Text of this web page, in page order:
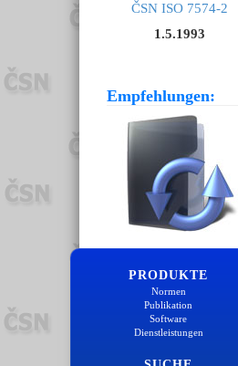
ČSN ISO 7574-2
1.5.1993
Empfehlungen:
PRODUKTE
Normen
Publikation
Software
Dienstleistungen